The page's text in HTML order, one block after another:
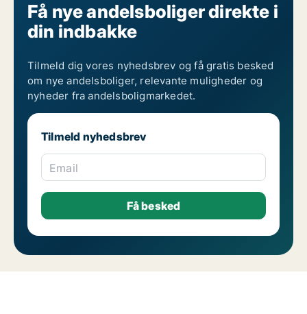
Få nye andelsboliger direkte i
din indbakke
Tilmeld dig vores nyhedsbrev og få gratis besked
om nye andelsboliger, relevante muligheder og
nyheder fra andelsboligmarkedet.
Tilmeld nyhedsbrev
Email